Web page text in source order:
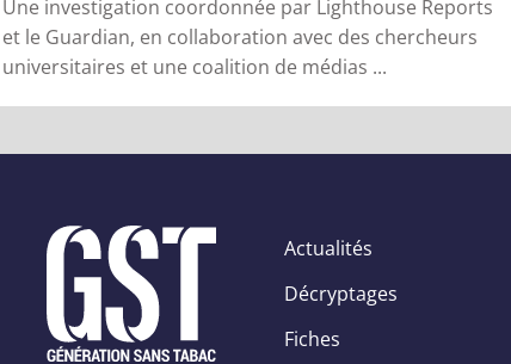
Une investigation coordonnée par Lighthouse Reports
et le Guardian, en collaboration avec des chercheurs
universitaires et une coalition de médias ...
Actualités
Décryptages
Fiches